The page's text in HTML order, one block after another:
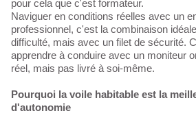
pour cela que c'est formateur.
Naviguer en conditions réelles avec un
professionnel, c'est la combinaison
difficulté, mais avec un filet de sécurité.
apprendre à conduire avec un moniteur
réel, mais pas livré à soi-même.
Pourquoi la voile habitable est la
d'autonomie